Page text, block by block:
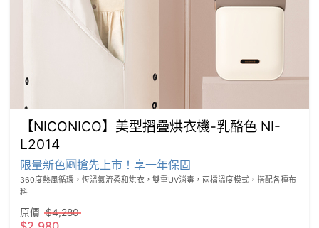
【NICONICO】美型摺疊烘衣機-乳酪色 NI-
L2014
限量新色🆕搶先上市！享一年保固
360度熱風循環，恆溫氣流柔和烘衣，雙重UV消毒，兩檔溫度模式，搭配各種布
料
原價 $4,280